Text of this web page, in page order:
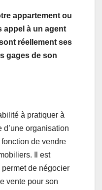
appartement ou
appel à un agent
réellement ses
gages de son
à pratiquer à
d’une organisation
de vendre
Il est
de négocier
vente pour son